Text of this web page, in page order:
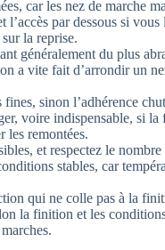
car les nez de marche
par dessous si vous
la reprise.
généralement du plus
a vite fait d’arrondir un
sinon l’adhérence
voire indispensable, si
les remontées.
et respectez le
stables, car
qui ne colle pas à la
la finition et les